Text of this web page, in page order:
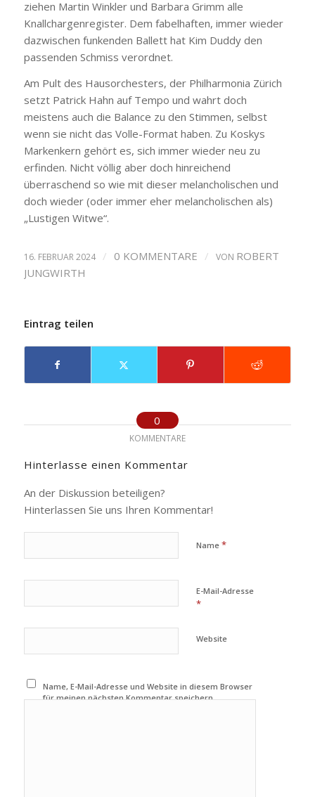
ziehen Martin Winkler und Barbara Grimm alle
Knallchargenregister. Dem fabelhaften, immer wieder
dazwischen funkenden Ballett hat Kim Duddy den
passenden Schmiss verordnet.
Am Pult des Hausorchesters, der Philharmonia Zürich
setzt Patrick Hahn auf Tempo und wahrt doch
meistens auch die Balance zu den Stimmen, selbst
wenn sie nicht das Volle-Format haben. Zu Koskys
Markenkern gehört es, sich immer wieder neu zu
erfinden. Nicht völlig aber doch hinreichend
überraschend so wie mit dieser melancholischen und
doch wieder (oder immer eher melancholischen als)
„Lustigen Witwe“.
16. FEBRUAR 2024 / 0 KOMMENTARE / VON ROBERT
JUNGWIRTH
Eintrag teilen
0
KOMMENTARE
Hinterlasse einen Kommentar
An der Diskussion beteiligen?
Hinterlassen Sie uns Ihren Kommentar!
Name *
E-Mail-Adresse
*
Website
Name, E-Mail-Adresse und Website in diesem Browser
für meinen nächsten Kommentar speichern.